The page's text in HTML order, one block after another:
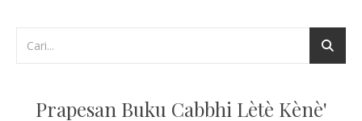
Prapesan Buku Cabbhi Lètè Kènè'